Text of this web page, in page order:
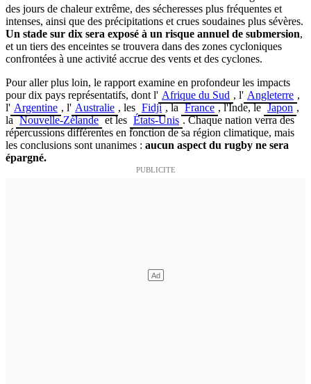
des jours de chaleur extrême, des sécheresses plus fréquentes et
intenses, ainsi que des précipitations et crues soudaines plus sévères.
Un stade sur dix sera exposé à un risque annuel de submersion,
et un tiers des enceintes se trouvera dans des zones cycloniques
confrontées à une activité accrue des vents et des cyclones.
Pour aller plus loin, le rapport examine en profondeur les impacts
pour dix pays représentatifs, dont l' Afrique du Sud , l' Angleterre ,
l' Argentine , l' Australie , les Fidji , la France , l'Inde, le Japon ,
la Nouvelle-Zélande et les États-Unis . Chaque nation verra des
répercussions différentes en fonction de sa région climatique, mais
les conclusions sont unanimes : aucun aspect du rugby ne sera
épargné.